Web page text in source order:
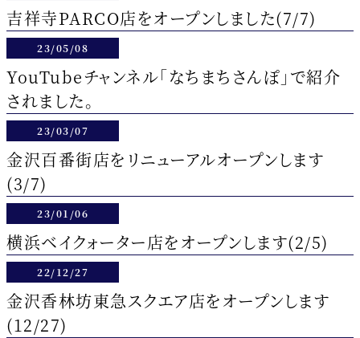
吉祥寺PARCO店をオープンしました(7/7)
23/05/08
YouTubeチャンネル「なちまちさんぽ」で紹介
されました。
23/03/07
金沢百番街店をリニューアルオープンします
(3/7)
23/01/06
横浜ベイクォーター店をオープンします(2/5)
22/12/27
金沢香林坊東急スクエア店をオープンします
(12/27)